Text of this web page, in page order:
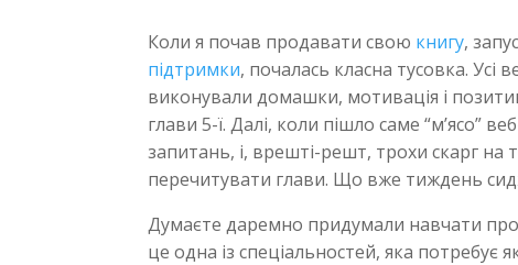
Коли я почав продавати свою книгу,
підтримки, почалась класна тусовка.
виконували домашки, мотивація і
глави 5-ї. Далі, коли пішло саме “м’ясо”
запитань, і, врешті-решт, трохи скарг на
перечитувати глави. Що вже тиждень
Думаєте даремно придумали навчати
це одна із спеціальностей, яка потребує